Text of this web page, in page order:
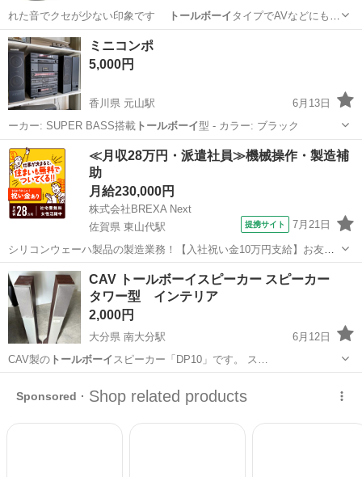
れた音でクセが少ない印象です トールボーイ タイプでAVなどにも
活躍してくれ…
三重 鈴鹿市 平田町駅
ミニコンポ
5,000円
香川県 元山駅
6月13日
ーカー: SUPER BASS搭載トールボーイ型 - カラー: ブラック
香川 高松市 元山駅 オーディオ ミニコンポ
≪月収28万円・派遣社員≫機械操作・製造補
助
月給230,000円
株式会社BREXA Next
佐賀県 東山代駅
提携サイト 7月21日
シリコンウェーハ製品の製造業務！【入社祝い金10万円支給】お友達
やカップルとの応募OK◎年間休日129日＆休出なしでプライベート充
実♪業務はクリーンルームで快適作業◎自社正社員登用制度あり★1食
300円～の格安食堂あり！《佐...
佐賀 伊万里市 東山代駅 その他
CAV トールボーイスピーカー スピーカー
タワー型 インテリア
2,000円
大分県 南大分駅
6月12日
CAV製のトールボーイ スピーカー「DP10」です。 ス…